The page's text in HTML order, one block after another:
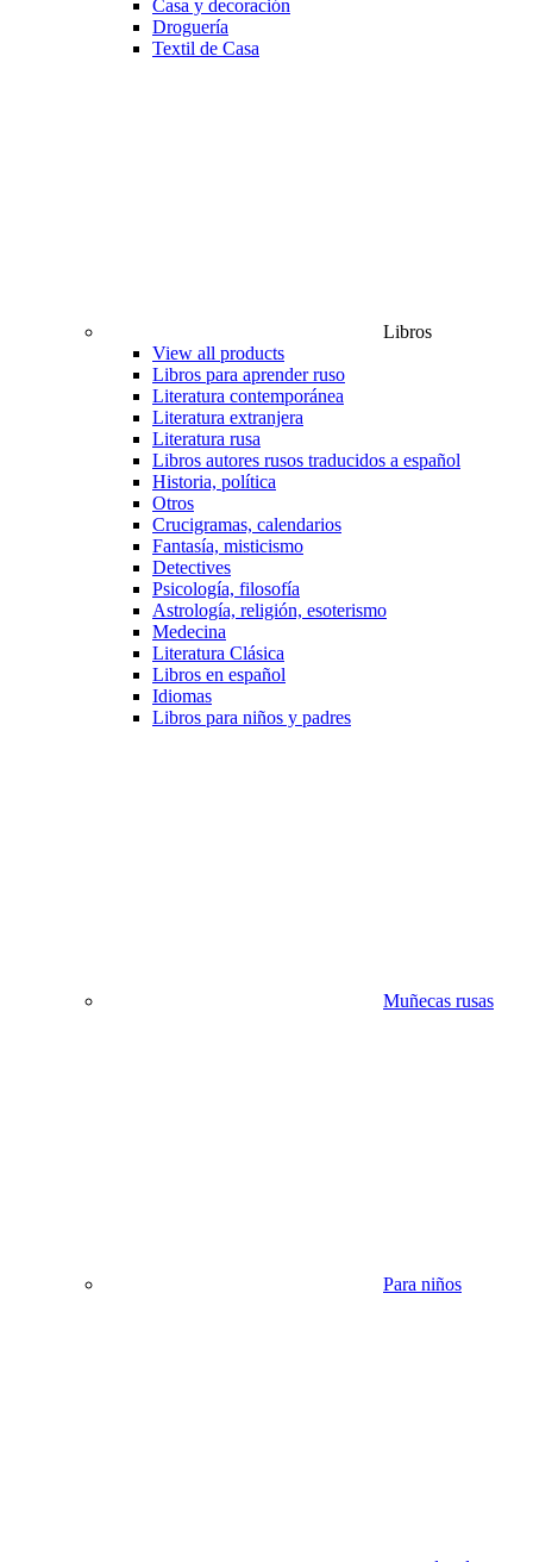
Casa y decoración
Droguería
Textil de Casa
Libros
View all products
Libros para aprender ruso
Literatura contemporánea
Literatura extranjera
Literatura rusa
Libros autores rusos traducidos a español
Historia, política
Otros
Crucigramas, calendarios
Fantasía, misticismo
Detectives
Psicología, filosofía
Astrología, religión, esoterismo
Medecina
Literatura Clásica
Libros en español
Idiomas
Libros para niños y padres
Muñecas rusas
Para niños